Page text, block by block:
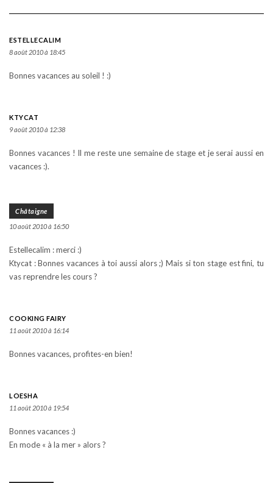
ESTELLECALIM
8 août 2010 à 18:45
Bonnes vacances au soleil ! :)
KTYCAT
9 août 2010 à 12:38
Bonnes vacances ! Il me reste une semaine de stage et je serai aussi en
vacances :).
Châtaigne
10 août 2010 à 16:50
Estellecalim : merci :)
Ktycat : Bonnes vacances à toi aussi alors ;) Mais si ton stage est fini, tu
vas reprendre les cours ?
COOKING FAIRY
11 août 2010 à 16:14
Bonnes vacances, profites-en bien!
LOESHA
11 août 2010 à 19:54
Bonnes vacances :)
En mode « à la mer » alors ?